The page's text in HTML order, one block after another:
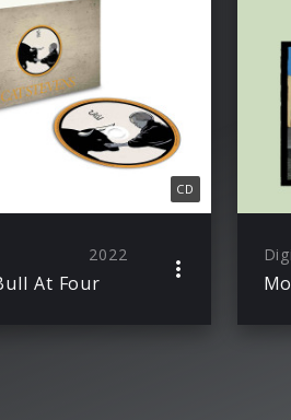
CD
2022
At Four